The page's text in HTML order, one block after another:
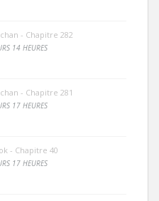
- Chapitre 282
14 HEURES
- Chapitre 281
17 HEURES
- Chapitre 40
17 HEURES